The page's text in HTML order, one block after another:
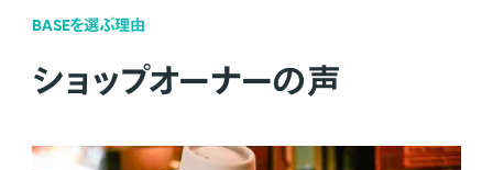
BASEを選ぶ理由
ショップオーナーの声